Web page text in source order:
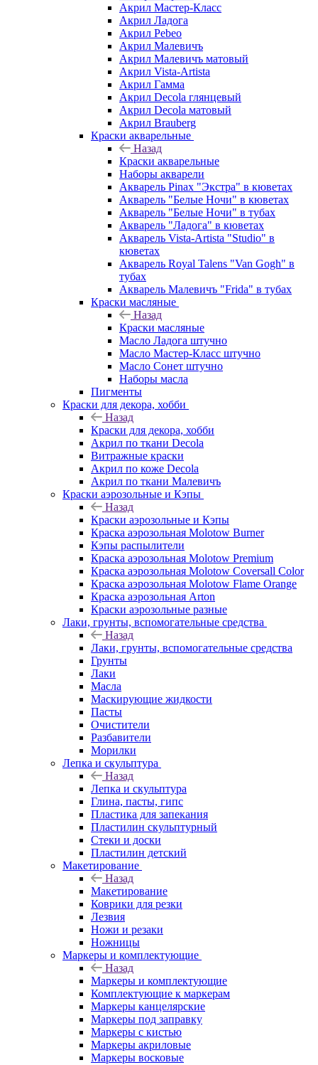
Акрил Мастер-Класс
Акрил Ладога
Акрил Pebeo
Акрил Малевичъ
Акрил Малевичъ матовый
Акрил Vista-Artista
Акрил Гамма
Акрил Decola глянцевый
Акрил Decola матовый
Акрил Brauberg
Краски акварельные
Назад
Краски акварельные
Наборы акварели
Акварель Pinax "Экстра" в кюветах
Акварель "Белые Ночи" в кюветах
Акварель "Белые Ночи" в тубах
Акварель "Ладога" в кюветах
Акварель Vista-Artista "Studio" в
кюветах
Акварель Royal Talens "Van Gogh" в
тубах
Акварель Малевичъ "Frida" в тубах
Краски масляные
Назад
Краски масляные
Масло Ладога штучно
Масло Мастер-Класс штучно
Масло Сонет штучно
Наборы масла
Пигменты
Краски для декора, хобби
Назад
Краски для декора, хобби
Акрил по ткани Decola
Витражные краски
Акрил по коже Decola
Акрил по ткани Малевичъ
Краски аэрозольные и Кэпы
Назад
Краски аэрозольные и Кэпы
Краска аэрозольная Molotow Burner
Кэпы распылители
Краска аэрозольная Molotow Premium
Краска аэрозольная Molotow Coversall Color
Краска аэрозольная Molotow Flame Orange
Краска аэрозольная Arton
Краски аэрозольные разные
Лаки, грунты, вспомогательные средства
Назад
Лаки, грунты, вспомогательные средства
Грунты
Лаки
Масла
Маскирующие жидкости
Пасты
Очистители
Разбавители
Морилки
Лепка и скульптура
Назад
Лепка и скульптура
Глина, пасты, гипс
Пластика для запекания
Пластилин скульптурный
Стеки и доски
Пластилин детский
Макетирование
Назад
Макетирование
Коврики для резки
Лезвия
Ножи и резаки
Ножницы
Маркеры и комплектующие
Назад
Маркеры и комплектующие
Комплектующие к маркерам
Маркеры канцелярские
Маркеры под заправку
Маркеры с кистью
Маркеры акриловые
Маркеры восковые